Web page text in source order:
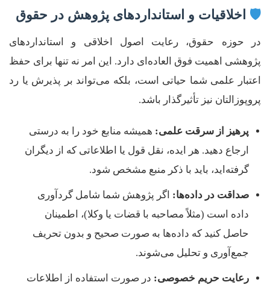
🛡️ اخلاقیات و استانداردهای پژوهش در حقوق
در حوزه حقوق، رعایت اصول اخلاقی و استانداردهای
پژوهشی اهمیت فوق العاده‌ای دارد. این امر نه تنها برای حفظ
اعتبار علمی شما حیاتی است، بلکه می‌تواند بر پذیرش یا رد
پروپوزالتان نیز تأثیرگذار باشد.
پرهیز از سرقت علمی: همیشه منابع خود را به درستی
ارجاع دهید. هر ایده، نقل قول یا اطلاعاتی که از دیگران
گرفته‌اید، باید با ذکر منبع مشخص شود.
صداقت در داده‌ها: اگر پژوهش شما شامل گردآوری
داده است (مثلاً مصاحبه با قضات یا وکلا)، اطمینان
حاصل کنید که داده‌ها به صورت صحیح و بدون تحریف
جمع‌آوری و تحلیل می‌شوند.
رعایت حریم خصوصی: در صورت استفاده از اطلاعات